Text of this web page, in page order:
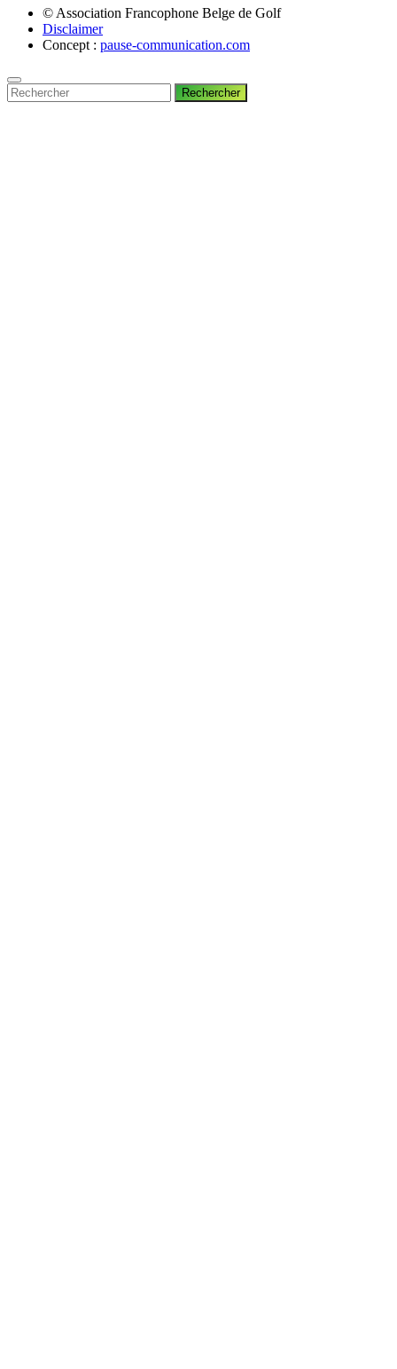
© Association Francophone Belge de Golf
Disclaimer
Concept : pause-communication.com
Rechercher